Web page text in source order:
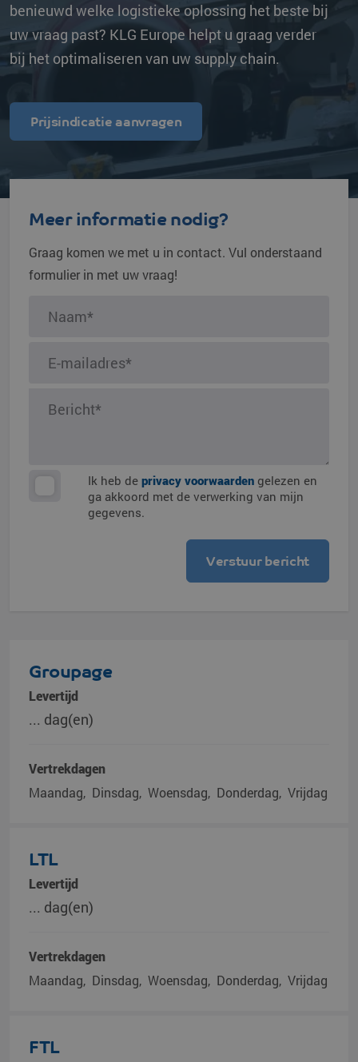
benieuwd welke logistieke oplossing het beste bij
uw vraag past? KLG Europe helpt u graag verder
bij het optimaliseren van uw supply chain.
Prijsindicatie aanvragen
Meer informatie nodig?
Graag komen we met u in contact. Vul onderstaand
formulier in met uw vraag!
Ik heb de privacy voorwaarden gelezen en
ga akkoord met de verwerking van mijn
gegevens.
Groupage
Levertijd
... dag(en)
Vertrekdagen
Maandag
Dinsdag Woensdag Donderdag Vrijdag
LTL
Levertijd
... dag(en)
Vertrekdagen
Maandag
Dinsdag Woensdag Donderdag Vrijdag
FTL